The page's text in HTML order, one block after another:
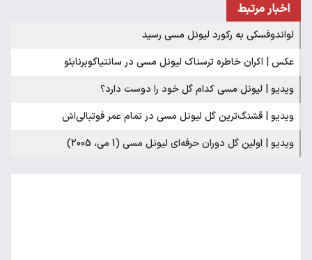
اخبار مرتبط
لواندوفسکی به رکورد لیونل مسی رسید
عکس | اکران خاطره ترسناک لیونل مسی در سانتیاگوبرنابئو
ویدیو | لیونل مسی کدام گل خود را دوست دارد؟
ویدیو | قشنگ‌ترین گل لیونل مسی در تمام عمر فوتبالی‌اش
ویدیو | اولین گل دوران حرفه‌ای لیونل مسی (1 می، 2005)